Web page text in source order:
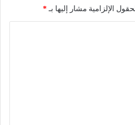
الإلزامية مشار إليها بـ *